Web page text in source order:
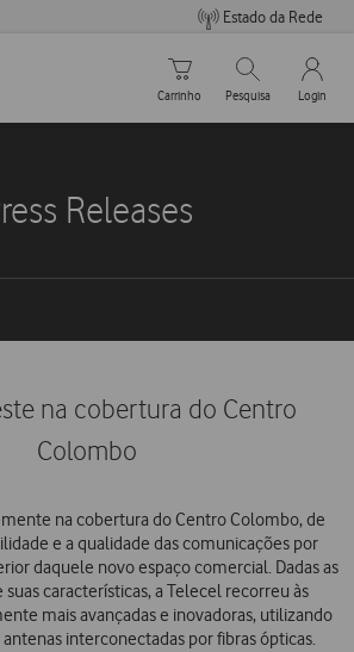
Estado da Rede
Carrinho de compras
Carrinho
Pesquisar
Pesquisa
My
Login
Releases
na cobertura do Centro
Colombo
na cobertura do Centro Colombo, de
e a qualidade das comunicações por
daquele novo espaço comercial. Dadas as
características, a Telecel recorreu às
mais avançadas e inovadoras, utilizando
interconectadas por fibras ópticas.